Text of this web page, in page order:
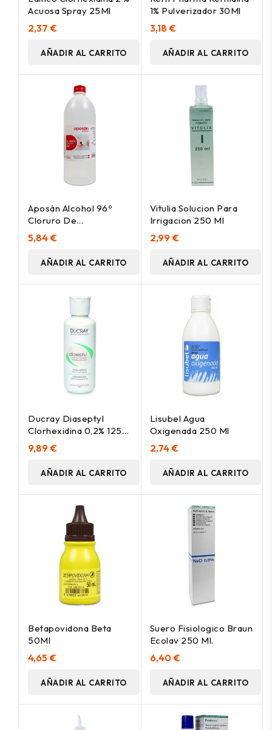
Acuosa Spray 25Ml
2,37 €
AÑADIR AL CARRITO
1% Pulverizador 30Ml
3,18 €
AÑADIR AL CARRITO
Aposán Alcohol 96º
Cloruro De
Benzalconio 1L
5,84 €
AÑADIR AL CARRITO
Vitulia Solucion Para
Irrigacion 250 Ml
2,99 €
AÑADIR AL CARRITO
Ducray Diaseptyl
Clorhexidina 0,2% 125
M
9,89 €
AÑADIR AL CARRITO
Lisubel Agua
Oxigenada 250 Ml
2,74 €
AÑADIR AL CARRITO
Betapovidona Beta
50Ml
4,65 €
AÑADIR AL CARRITO
Suero Fisiologico Braun
Ecolav 250 Ml.
6,40 €
AÑADIR AL CARRITO